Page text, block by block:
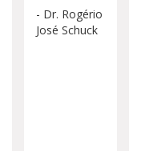
- Dr. Rogério
José Schuck